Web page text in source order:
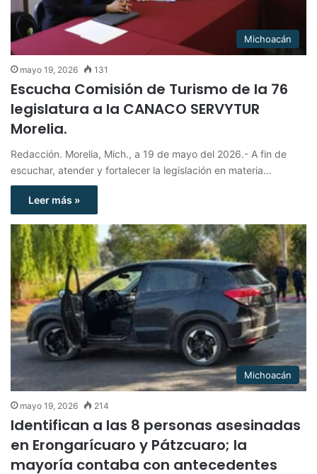
Michoacán
mayo 19, 2026 131
Escucha Comisión de Turismo de la 76
legislatura a la CANACO SERVYTUR
Morelia.
Redacción. Morelia, Mich., a 19 de mayo del 2026.- A fin de
escuchar, atender y fortalecer la legislación en materia…
Leer más »
Michoacán
mayo 19, 2026 214
Identifican a las 8 personas asesinadas
en Erongarícuaro y Pátzcuaro; la
mayoría contaba con antecedentes